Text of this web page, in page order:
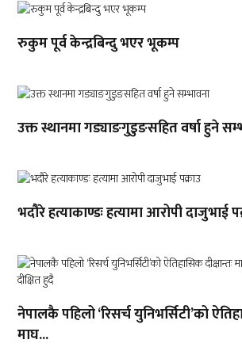
रुकुम पूर्व केन्द्रबिन्दु भएर भूकम्प
उक्त स्थानमा गड्याङगुडुङसहित वर्षा हुने
भदौरे हत्याकाण्डः हत्यामा आरोपी दाजुभाई
नेपालकै पहिलो ‘रिसर्च युनिभर्सिटी’को
माघ...